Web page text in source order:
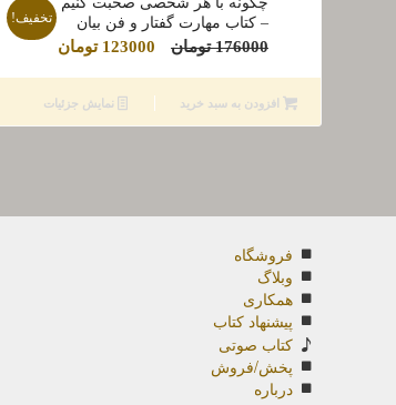
– کتاب مهارت گفتار و فن بیان
176000 تومان
قیمت
176000 تومان
بود.
123000 تومان قیمت
است.
تخفیف!
افزودن به سبد خرید نمایش جزئیات
فروشگاه
وبلاگ
همکاری
پیشنهاد کتاب
کتاب صوتی
پخش/فروش
درباره